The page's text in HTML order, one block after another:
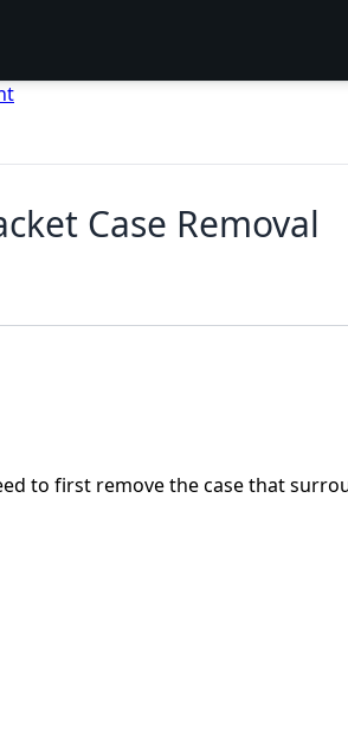
Case Removal
to first remove the case that